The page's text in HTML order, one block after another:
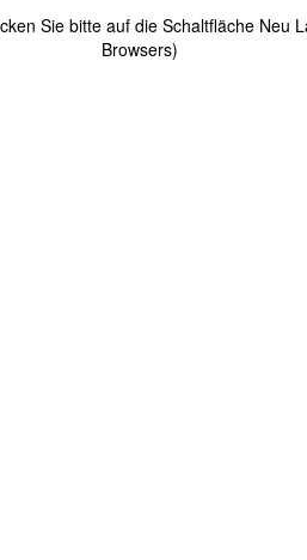
Sie bitte auf die Schaltfläche Neu
Browsers)